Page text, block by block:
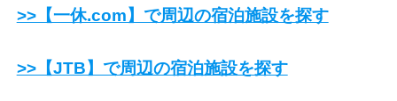
>>【一休.com】で周辺の宿泊施設を探す
>>【JTB】で周辺の宿泊施設を探す